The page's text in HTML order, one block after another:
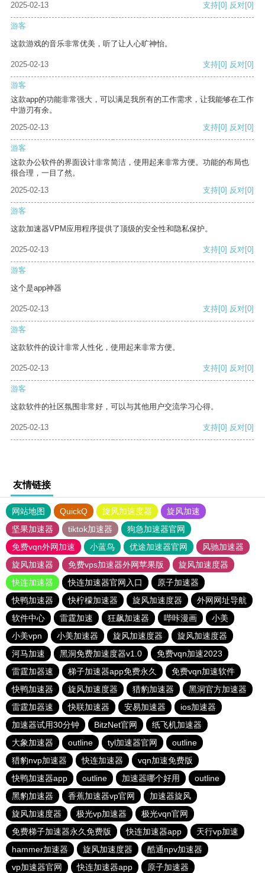
2025-02-13
支持[0] 反对[0]
游客
这款游戏的音乐非常优美，听了让人心旷神怡。
2025-02-13 支持[0] 反对[0]
游客
这款app的功能非常强大，可以满足我所有的工作需求，让我能够在工作
中游刃有余。
2025-02-13
支持[0] 反对[0]
游客
这款办公软件的界面设计非常简洁，使用起来非常方便。功能的布局也
很合理，一目了然。
2025-02-13
支持[0] 反对[0]
游客
这款加速器VPM应用程序提供了顶级的安全性和隐私保护。
2025-02-13 支持[0] 反对[0]
游客
这个是app神器
2025-02-13 支持[0] 反对[0]
游客
这款软件的设计非常人性化，使用起来非常方便。
2025-02-13 支持[0] 反对[0]
游客
这款软件的社区氛围非常好，可以与其他用户交流学习心得。
2025-02-13 支持[0] 反对[0]
友情链接
网站地图 QuickQ 旋风加速度器
旋风加速
坚果加速器
tiktok加速器
狗急加速器官网
免费vqn外网加速
小蓝鸟 优途加速器官网
风驰加速器
旋风加速器
免费vps加速器外网苹果版
旋风加速度器
快连加速器
快连加速器官网入口
原子加速器
快鸭加速器
快柠檬加速器 旋风加速度器
外网网址导航
软件中心
雷霆加速 狂飙加速器 哔咔漫画
小美
小美vpn
小美加速器 旋风加速度器
旋风加速度器
河马加速
黑洞免费加速度器v1.0
免费vqn加速2023
雷霆加器速
梯子加速器app免费永久
免费vqn加速软件
快鸭加速器
旋风加速度器 猎豹加速器
黑洞官方加速器
雷霆加器速
快联加速器 安易加速器
ios加速器
加速器试用30分钟
BitzNet官网
纸飞机加速器
大象加速器
outline tyl加速器官网
outline
猎豹nvp加速器
快连加速器
vqn加速免费版
快鸭加速器app
outline 加速器哪个好用
outline
黑豹加速器
香蕉加速器vp官网
加速器旋风
旋风加速度器
极光vp加速器
极光vqn官网
免费梯子加速器永久免费版
快连加速器app
天行vp加速
hammer加速器
旋风加速度器
酷通npv加速器
vp加速器官网
快连加速器app 原子加速器